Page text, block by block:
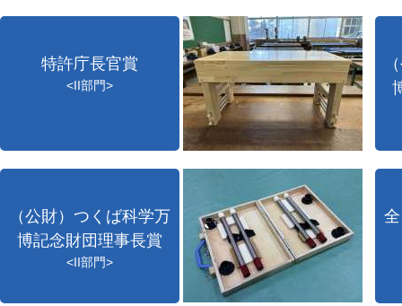
特許庁長官賞
<II部門>
（公財）つくば科学万
博記念財団理事長賞
<II部門>